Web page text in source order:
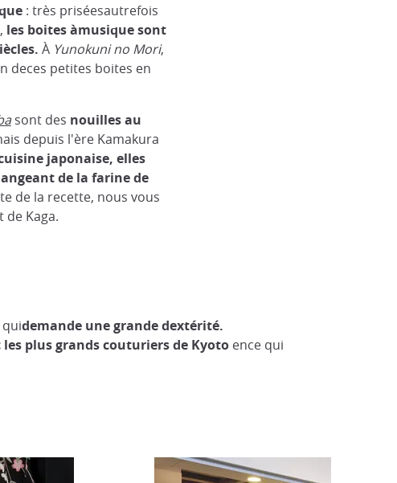
: très priséesautrefois
les boites àmusique sont
À Yunokuni no Mori,
deces petites boites en
sont des nouilles au
depuis l'ère Kamakura
japonaise, elles
de la farine de
de la recette, nous vous
Kaga.
demande une grande dextérité.
plus grands couturiers de Kyoto ence qui